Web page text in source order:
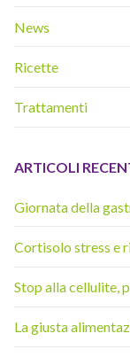
News
Ricette
Trattamenti
ARTICOLI
Giornata della
Cortisolo stress e
Stop alla cellulite,
La giusta